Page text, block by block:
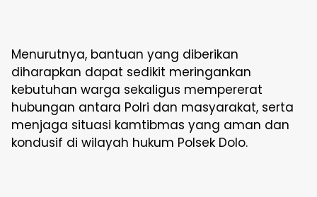
Menurutnya, bantuan yang diberikan
diharapkan dapat sedikit meringankan
kebutuhan warga sekaligus mempererat
hubungan antara Polri dan masyarakat, serta
menjaga situasi kamtibmas yang aman dan
kondusif di wilayah hukum Polsek Dolo.